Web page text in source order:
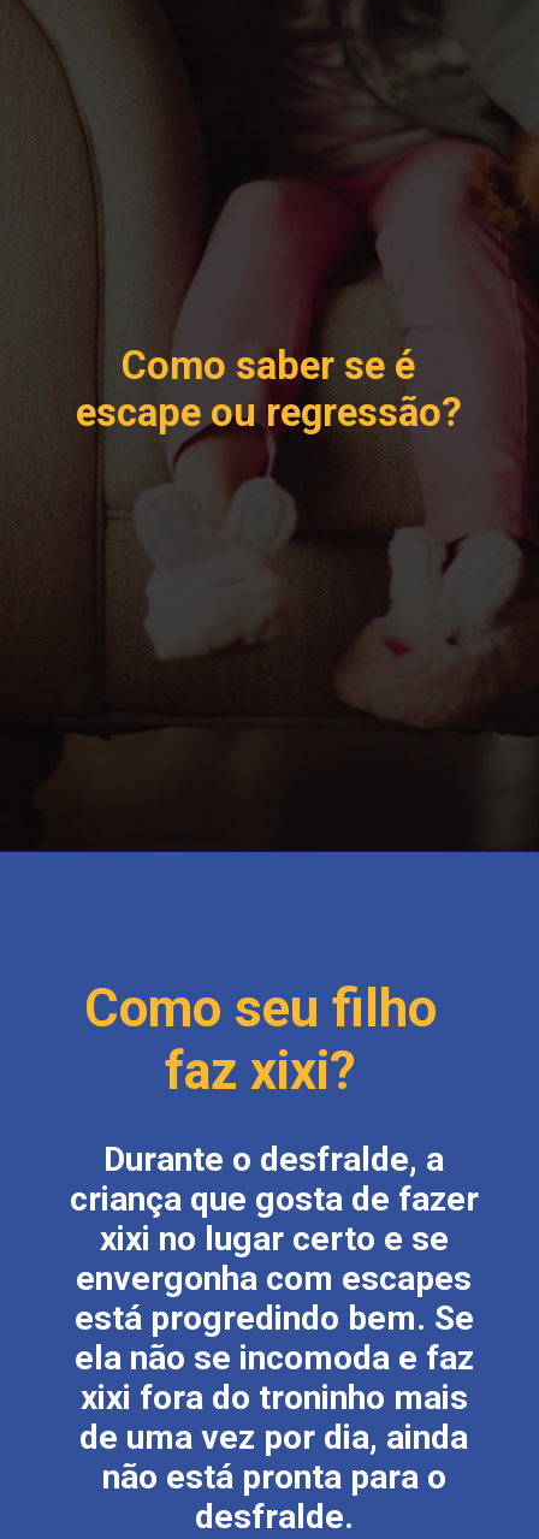
Como saber se é
escape ou regressão?
Durante o desfralde, a
criança que gosta de fazer
xixi no lugar certo e se
envergonha com escapes
está progredindo bem. Se
ela não se incomoda e faz
xixi fora do troninho mais
de uma vez por dia, ainda
não está pronta para o
desfralde.
Como seu filho
faz xixi?